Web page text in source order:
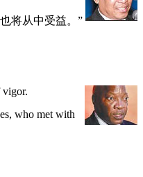
将从中受益。”
vigor.
who met with